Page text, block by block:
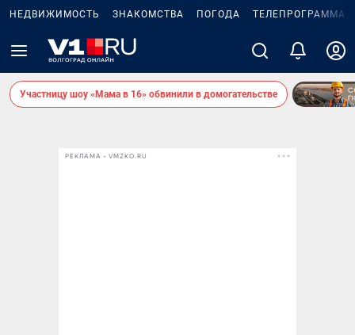
НЕДВИЖИМОСТЬ ЗНАКОМСТВА ПОГОДА ТЕЛЕПРОГРАММА
Участницу шоу «Мама в 16» обвинили в домогательстве
РЕКЛАМА • VMZKO.RU